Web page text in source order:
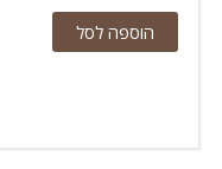
הוספה לסל